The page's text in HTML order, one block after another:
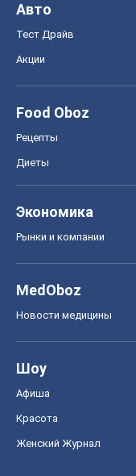
Авто
Тест Драйв
Акции
Food Oboz
Рецепты
Диеты
Экономика
Рынки и компании
MedOboz
Новости медицины
Шоу
Афиша
Красота
Женский Журнал